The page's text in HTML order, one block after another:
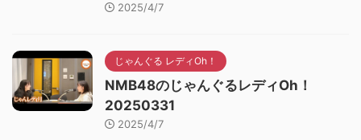
2025/4/7
じゃんぐる レディOh！
NMB48のじゃんぐるレディOh！
20250331
2025/4/7